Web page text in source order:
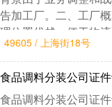
加工厂。二、工厂
位置优越，便于物
产车间和仓库，可
49605 / 上海街18号
品调料分装公司证
品调料分装公司证